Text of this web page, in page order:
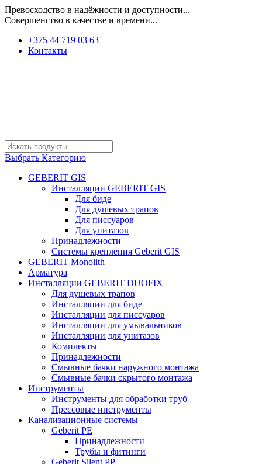
Превосходство в надёжности и доступности...
Совершенство в качестве и времени...
+375 44 719 03 63
Контакты
Выбрать Категорию
GEBERIT GIS
Инсталляции GEBERIT GIS
Для биде
Для душевых трапов
Для писсуаров
Для унитазов
Принадлежности
Системы крепления Geberit GIS
GEBERIT Monolith
Арматура
Инсталляции GEBERIT DUOFIX
Для душевых трапов
Инсталляции для биде
Инсталляции для писсуаров
Инсталляции для умывальников
Инсталляции для унитазов
Комплекты
Принадлежности
Смывные бачки наружного монтажа
Смывные бачки скрытого монтажа
Инструменты
Инструменты для обработки труб
Прессовые инструменты
Канализационные системы
Geberit PE
Принадлежности
Трубы и фитинги
Geberit Silent PP